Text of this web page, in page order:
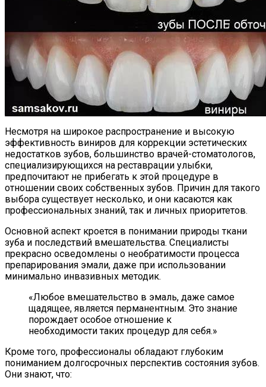
Несмотря на широкое распространение и высокую
эффективность виниров для коррекции эстетических
недостатков зубов, большинство врачей-стоматологов,
специализирующихся на реставрации улыбки,
предпочитают не прибегать к этой процедуре в
отношении своих собственных зубов. Причин для такого
выбора существует несколько, и они касаются как
профессиональных знаний, так и личных приоритетов.
Основной аспект кроется в понимании природы ткани
зуба и последствий вмешательства. Специалисты
прекрасно осведомлены о необратимости процесса
препарирования эмали, даже при использовании
минимально инвазивных методик.
«Любое вмешательство в эмаль, даже самое
щадящее, является перманентным. Это знание
порождает особое отношение к
необходимости таких процедур для себя.»
Кроме того, профессионалы обладают глубоким
пониманием долгосрочных перспектив состояния зубов.
Они знают, что: